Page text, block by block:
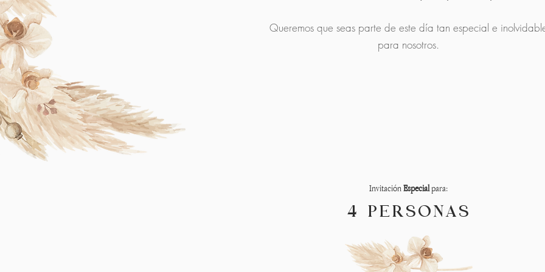
Queremos que seas parte de este día tan especial e
para nosotros.
InvitaciónEspecialpara:
4 PERSONAS